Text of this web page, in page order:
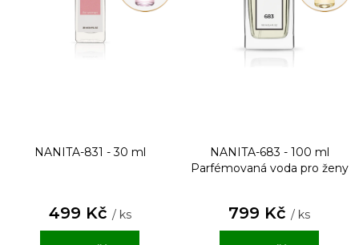
NANITA-831 - 30 ml
499 Kč / ks
NANITA-683 - 100 ml
Parfémovaná voda pro ženy
799 Kč / ks